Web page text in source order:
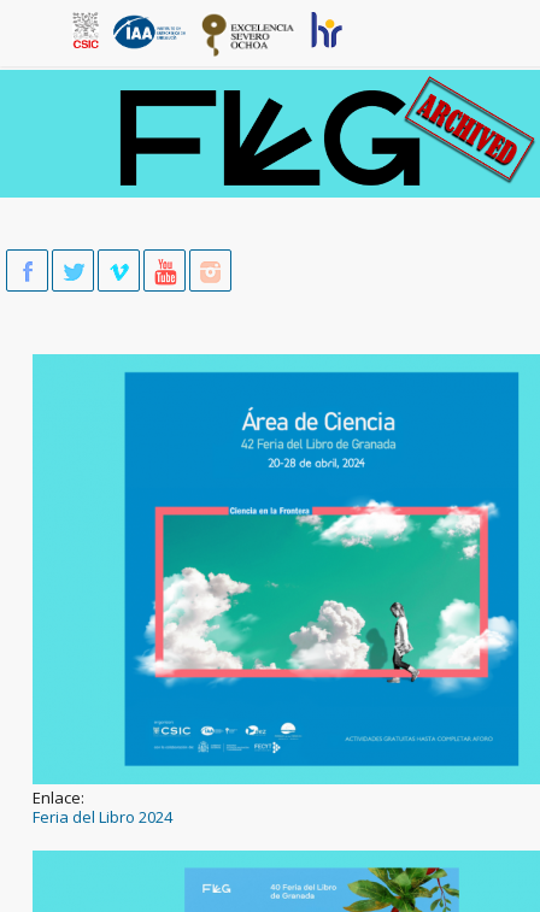
Skip to main content
Enlace:
Feria del Libro 2024